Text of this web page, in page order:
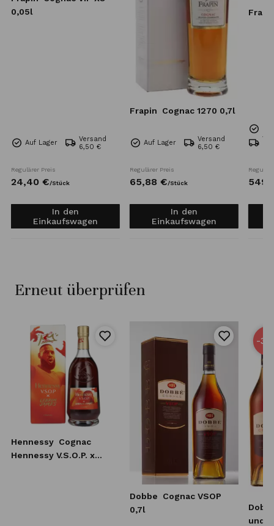
0,05l
Auf Lager
Versand
6,50 €
Regulärer Preis
24,40 €/Stück
In den
Einkaufswagen
Frapin Cognac 1270 0,7l
Auf Lager
Versand
6,50 €
Regulärer Preis
65,88 €/Stück
In den
Einkaufswagen
549,
Erneut überprüfen
Hennessy Cognac
Hennessy V.S.O.P. x
Dobbe
Cognac VSOP
0,7l
-32
und